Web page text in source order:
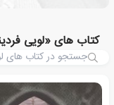
کتاب های «لویی